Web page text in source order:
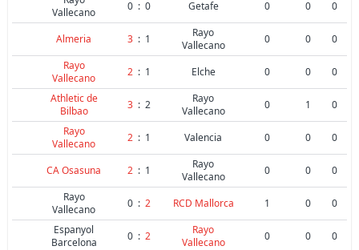
Vallecano
0 : 0 Getafe 0 0 0
Almeria 3 : 1
Rayo
Vallecano
0 0
0
Rayo
Vallecano
2 : 1 Elche 0 0
0
Athletic de
Bilbao
3 : 2
Rayo
Vallecano
0 1
0
Rayo
Vallecano
2 : 1 Valencia 0 0 0
CA Osasuna 2 : 1
Rayo
Vallecano
0 0
0
Rayo
Vallecano
0 : 2 RCD Mallorca 1 0
0
Espanyol
Barcelona
0 : 2
Rayo
Vallecano
0 0 0